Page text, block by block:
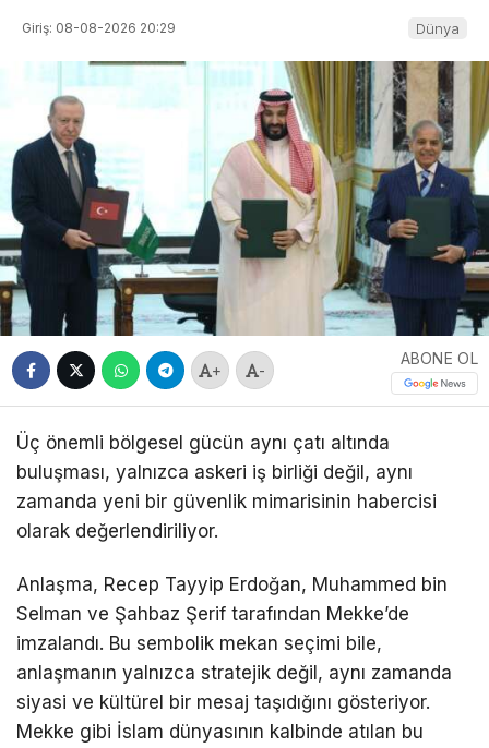
Giriş: 08-08-2026 20:29 Dünya
+ -
ABONE OL
Üç önemli bölgesel gücün aynı çatı altında
buluşması, yalnızca askeri iş birliği değil, aynı
zamanda yeni bir güvenlik mimarisinin habercisi
olarak değerlendiriliyor.
Anlaşma, Recep Tayyip Erdoğan, Muhammed bin
Selman ve Şahbaz Şerif tarafından Mekke’de
imzalandı. Bu sembolik mekan seçimi bile,
anlaşmanın yalnızca stratejik değil, aynı zamanda
siyasi ve kültürel bir mesaj taşıdığını gösteriyor.
Mekke gibi İslam dünyasının kalbinde atılan bu